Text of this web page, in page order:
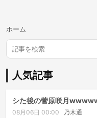
ホーム
人気記事
シた後の菅原咲月
08月06日 00:00 乃木通